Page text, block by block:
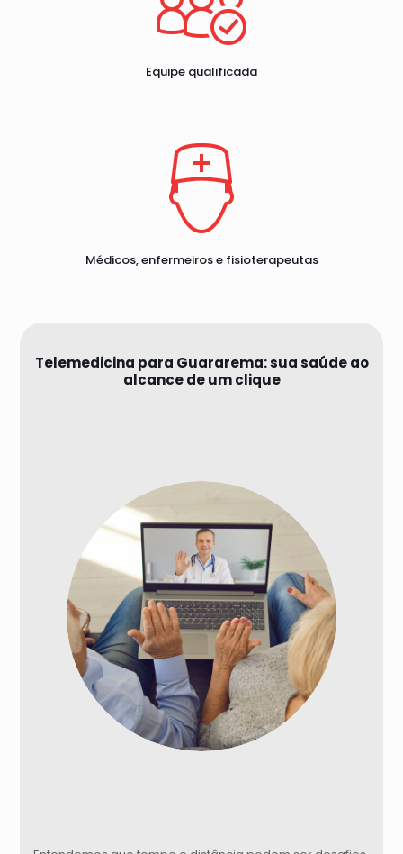
Equipe qualificada
Médicos, enfermeiros e fisioterapeutas
Telemedicina para Guararema: sua saúde ao
alcance de um clique